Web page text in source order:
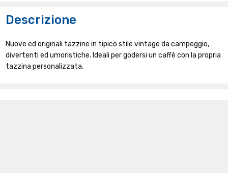
Descrizione
Nuove ed originali tazzine in tipico stile vintage da campeggio,
divertenti ed umoristiche. Ideali per godersi un caffè con la propria
tazzina personalizzata.